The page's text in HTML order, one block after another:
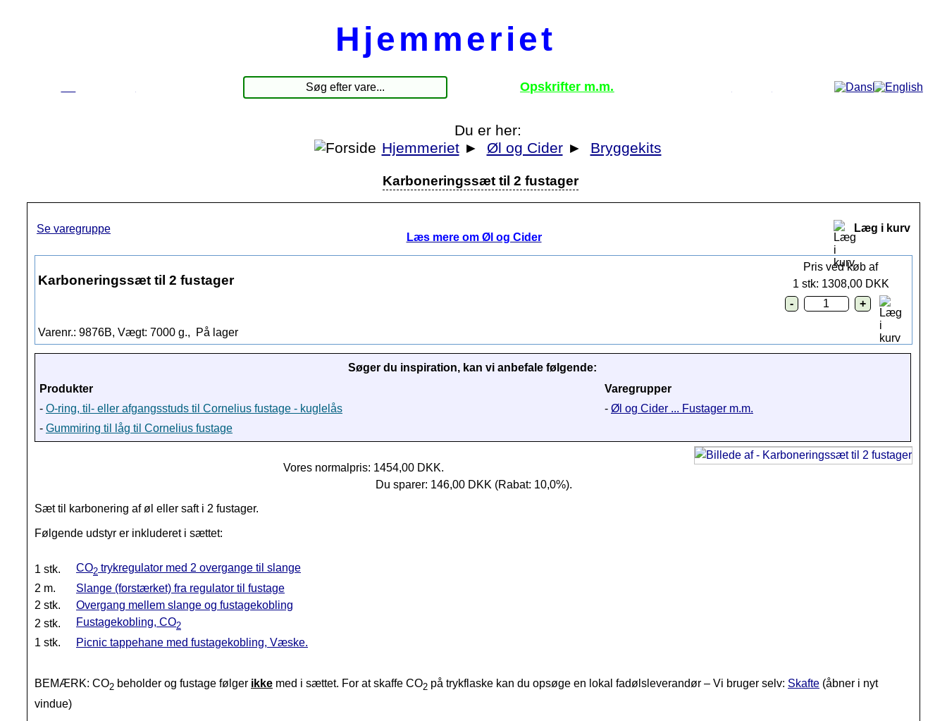
Hjemmeriet
Opskrifter m.m.
Du er her:
Hjemmeriet ► Øl og Cider ► Bryggekits
Karboneringssæt til 2 fustager
Se varegruppe
Læs mere om Øl og Cider
Læg i kurv
Karboneringssæt til 2 fustager
Varenr.: 9876B, Vægt: 7000 g., På lager
Pris ved køb af
1 stk: 1308,00 DKK
Søger du inspiration, kan vi anbefale følgende:
Produkter
Varegrupper
- O-ring, til- eller afgangsstuds til Cornelius fustage - kuglelås - Øl og Cider ... Fustager m.m.
- Gummiring til låg til Cornelius fustage
Vores normalpris: 1454,00 DKK.
Du sparer: 146,00 DKK (Rabat: 10,0%).
Sæt til karbonering af øl eller saft i 2 fustager.
Følgende udstyr er inkluderet i sættet:
1 stk. CO2 trykregulator med 2 overgange til slange
2 m.
Slange (forstærket) fra regulator til fustage
2 stk.
Overgang mellem slange og fustagekobling
2 stk.
Fustagekobling, CO2
1 stk. Picnic tappehane med fustagekobling, Væske.
BEMÆRK: CO2 beholder og fustage følger ikke med i sættet. For at skaffe CO2 på trykflaske kan du opsøge en lokal fadølsleverandør – Vi bruger selv: Skafte (åbner i nyt
vindue)